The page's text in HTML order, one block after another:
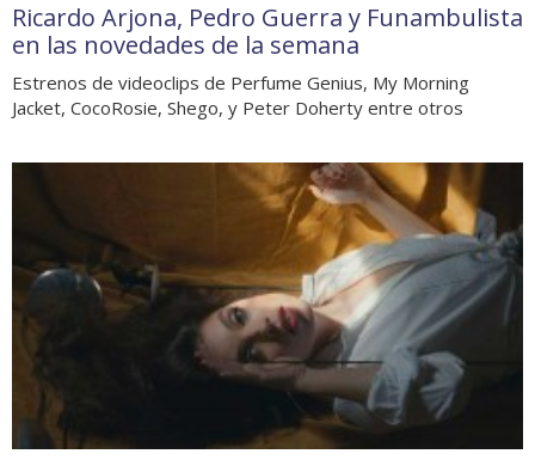
Ricardo Arjona, Pedro Guerra y Funambulista
en las novedades de la semana
Estrenos de videoclips de Perfume Genius, My Morning
Jacket, CocoRosie, Shego, y Peter Doherty entre otros